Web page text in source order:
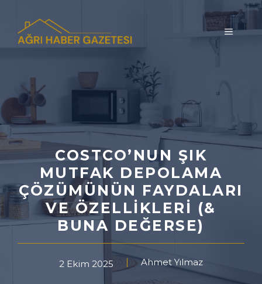
MENÜ
COSTCO’NUN ŞIK
MUTFAK DEPOLAMA
ÇÖZÜMÜNÜN FAYDALARI
VE ÖZELLIKLERI (&
BUNA DEĞERSE)
2 Ekim 2025 Ahmet Yılmaz